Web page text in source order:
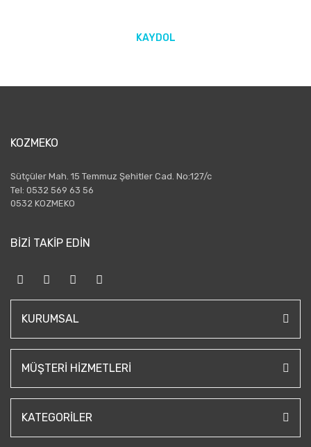
KAYDOL
KOZMEKO
Sütçüler Mah. 15 Temmuz Şehitler Cad. No:127/c
Tel: 0532 569 63 56
0532 KOZMEKO
BİZİ TAKİP EDİN
KURUMSAL
MÜŞTERI HIZMETLERI
KATEGORILER